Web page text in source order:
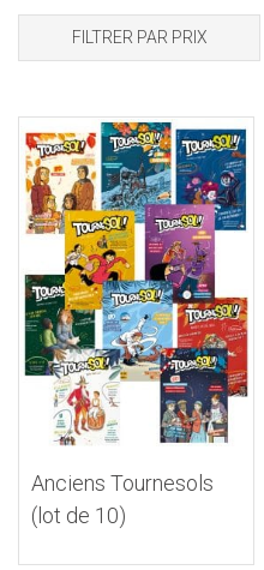
FILTRER PAR PRIX
Anciens Tournesols
(lot de 10)